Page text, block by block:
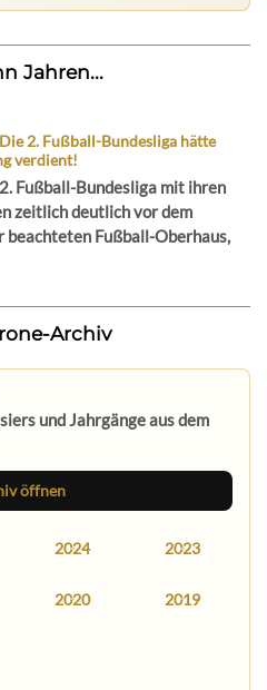
Jahren...
2. Fußball-Bundesliga hätte
verdient!
Fußball-Bundesliga mit ihren
zeitlich deutlich vor dem
beachteten Fußball-Oberhaus,
Archiv
und Jahrgänge aus dem
öffnen
2024 2023
2020 2019